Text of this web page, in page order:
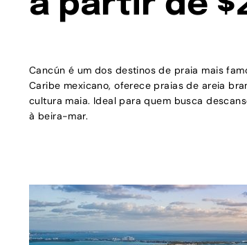
Cancún é um dos destinos de praia mais
Caribe mexicano, oferece praias de areia
cultura maia. Ideal para quem busca
à beira-mar.